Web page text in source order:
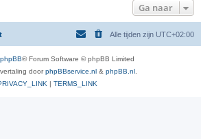
Ga naar
Alle tijden zijn UTC+02:00
phpBB® Forum Software © phpBB Limited
doorphpBBservice.nl & phpBB.nl
| TERMS_LINK